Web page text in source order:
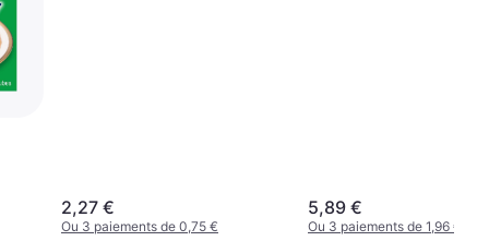
2,27 €
Ou 3 paiements de 0,75 €
5,89 €
Ou 3 paiements de 1,96 €